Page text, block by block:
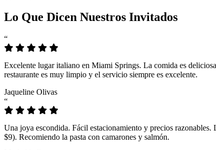
Lo Que Dicen Nuestros Invitados
“
Excelente lugar italiano en Miami Springs. La comida es
restaurante es muy limpio y el servicio siempre es excelente.
Jaqueline Olivas
“
Una joya escondida. Fácil estacionamiento y precios
$9). Recomiendo la pasta con camarones y salmón.